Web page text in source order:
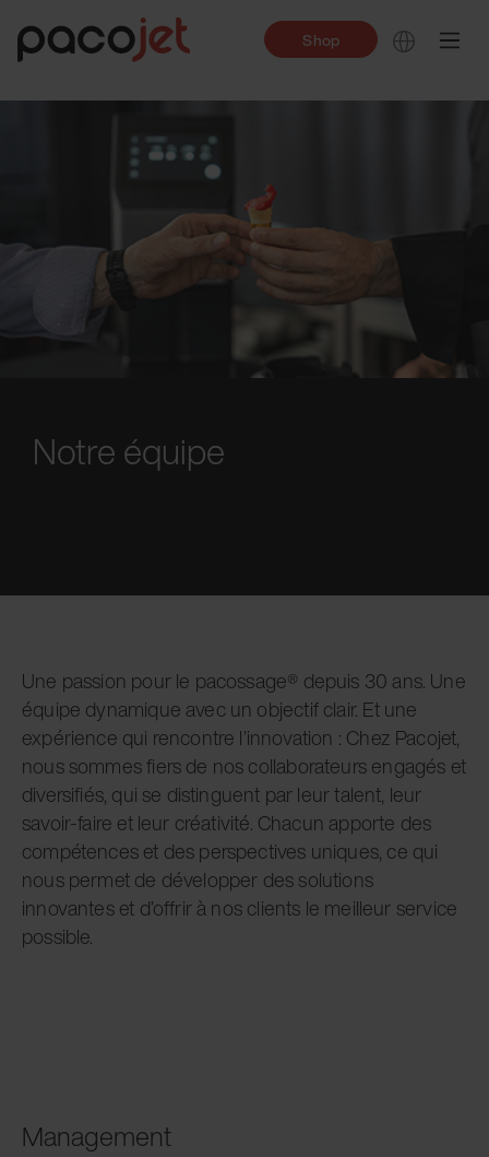
Shop
Notre équipe
Une passion pour le pacossage® depuis 30 ans. Une
équipe dynamique avec un objectif clair. Et une
expérience qui rencontre l’innovation : Chez Pacojet,
nous sommes fiers de nos collaborateurs engagés et
diversifiés, qui se distinguent par leur talent, leur
savoir-faire et leur créativité. Chacun apporte des
compétences et des perspectives uniques, ce qui
nous permet de développer des solutions
innovantes et d’offrir à nos clients le meilleur service
possible.
Management